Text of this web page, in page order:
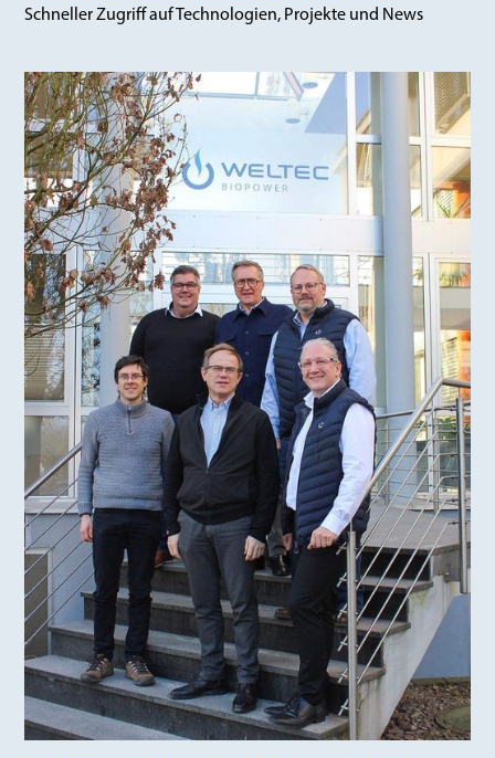
Schneller Zugriff auf Technologien, Projekte und News